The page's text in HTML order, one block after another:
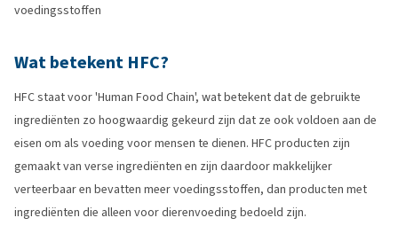
voedingsstoffen
Wat betekent HFC?
HFC staat voor 'Human Food Chain', wat betekent dat de gebruikte
ingrediënten zo hoogwaardig gekeurd zijn dat ze ook voldoen aan de
eisen om als voeding voor mensen te dienen. HFC producten zijn
gemaakt van verse ingrediënten en zijn daardoor makkelijker
verteerbaar en bevatten meer voedingsstoffen, dan producten met
ingrediënten die alleen voor dierenvoeding bedoeld zijn.